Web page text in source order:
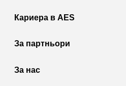
Кариера в AES
За партньори
За нас